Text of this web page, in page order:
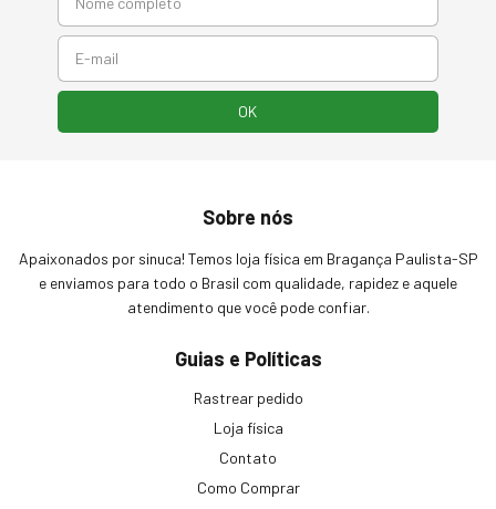
Sobre nós
Apaixonados por sinuca! Temos loja física em Bragança Paulista-SP
e enviamos para todo o Brasil com qualidade, rapidez e aquele
atendimento que você pode confiar.
Guias e Políticas
Rastrear pedido
Loja física
Contato
Como Comprar